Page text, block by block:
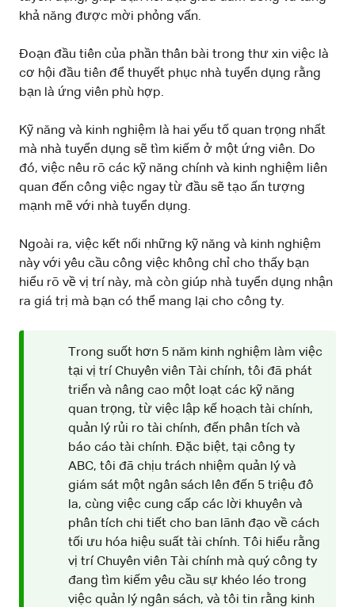
khả năng được mời phỏng vấn.
Đoạn đầu tiên của phần thân bài trong thư xin việc là
cơ hội đầu tiên để thuyết phục nhà tuyển dụng rằng
bạn là ứng viên phù hợp.
Kỹ năng và kinh nghiệm là hai yếu tố quan trọng nhất
mà nhà tuyển dụng sẽ tìm kiếm ở một ứng viên. Do
đó, việc nêu rõ các kỹ năng chính và kinh nghiệm liên
quan đến công việc ngay từ đầu sẽ tạo ấn tượng
mạnh mẽ với nhà tuyển dụng.
Ngoài ra, việc kết nối những kỹ năng và kinh nghiệm
này với yêu cầu công việc không chỉ cho thấy bạn
hiểu rõ về vị trí này, mà còn giúp nhà tuyển dụng nhận
ra giá trị mà bạn có thể mang lại cho công ty.
Trong suốt hơn 5 năm kinh nghiệm làm việc
tại vị trí Chuyên viên Tài chính, tôi đã phát
triển và nâng cao một loạt các kỹ năng
quan trọng, từ việc lập kế hoạch tài chính,
quản lý rủi ro tài chính, đến phân tích và
báo cáo tài chính. Đặc biệt, tại công ty
ABC, tôi đã chịu trách nhiệm quản lý và
giám sát một ngân sách lên đến 5 triệu đô
la, cùng việc cung cấp các lời khuyên và
phân tích chi tiết cho ban lãnh đạo về cách
tối ưu hóa hiệu suất tài chính. Tôi hiểu rằng
vị trí Chuyên viên Tài chính mà quý công ty
đang tìm kiếm yêu cầu sự khéo léo trong
việc quản lý ngân sách, và tôi tin rằng kinh